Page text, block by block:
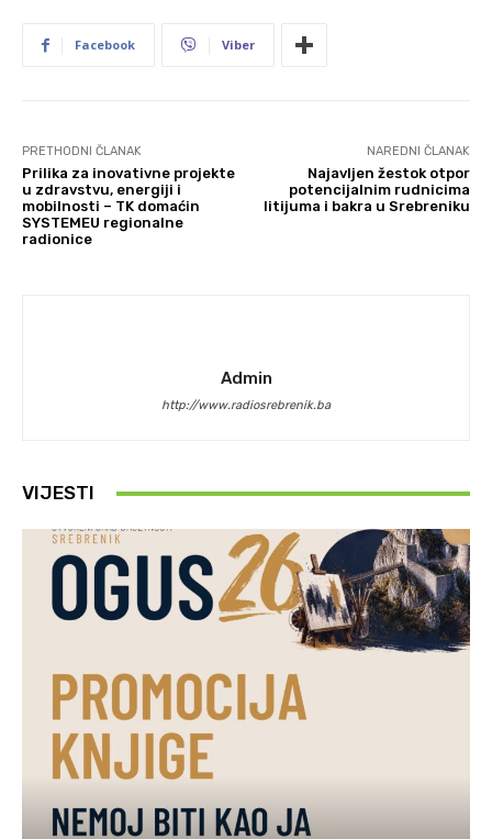
Facebook Viber
PRETHODNI ČLANAK
Prilika za inovativne projekte
u zdravstvu, energiji i
mobilnosti – TK domaćin
SYSTEMEU regionalne
radionice
NAREDNI ČLANAK
Najavljen žestok otpor
potencijalnim rudnicima
litijuma i bakra u Srebreniku
Admin
http://www.radiosrebrenik.ba
VIJESTI